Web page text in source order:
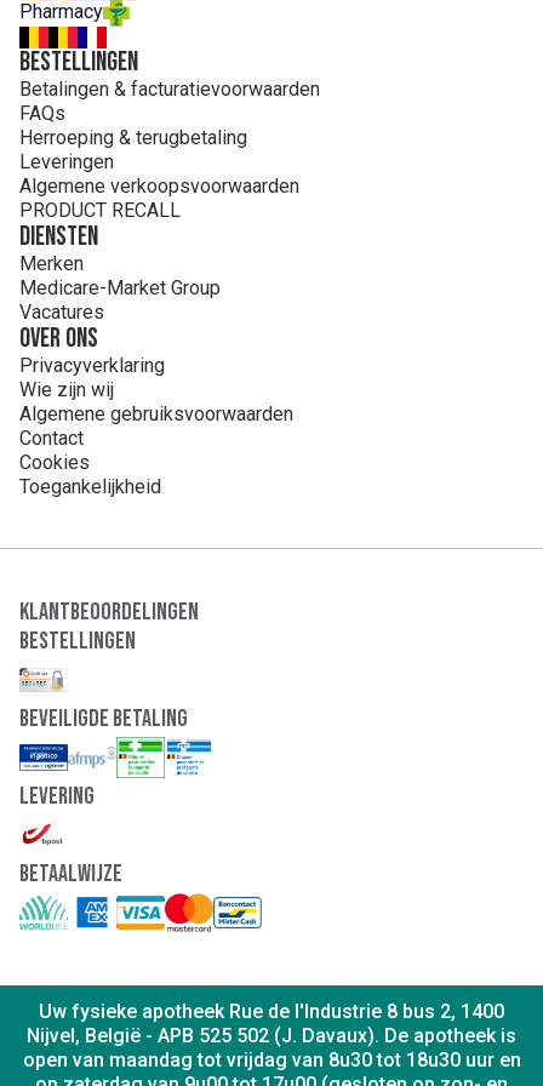
SUCROSE STEARATE
CANOLA / CANOLA OIL / HUILE DE COLZA
PENTYLENE GLYCOL
HYDROXYETHYL ACRYLATE/SODIUM
ACRYLOYLDIMETHYL TAURATE COPOLYMER
ACRYLATES/C1-3 ALKYL ACRYLATE CROSSPOLYMER
1,2-HEXANEDIOL
CAPRYLYL GLYCOL
SODIUM CITRATE
SODIUM LAUROYL LACTYLATE
TOCOPHEROL
SODIUM HYDROXIDE
POLYSORBATE 6
SORBITAN ISOSTEARATE
CERAMIDE NP
ETHYLHEXYLGLYCERIN
CERAMIDE AP
PHYTOSPHINGOSINE
CHOLESTEROL
CARBOMER
CERAMIDE EOP
De hieronder opgesomde ingrediënten zitten in de meest
recente productformule. Gezien het tijdsverschil tussen de
productie en de commercialisering raden wij u aan de
ingrediëntenlijst op de verpakking van uw product te
Pharmacy
Bestellingen
Betalingen & facturatievoorwaarden
FAQs
Herroeping & terugbetaling
Leveringen
Algemene verkoopsvoorwaarden
PRODUCT RECALL
Diensten
Merken
Medicare-Market Group
Vacatures
Over ons
Privacyverklaring
Wie zijn wij
Algemene gebruiksvoorwaarden
Contact
Cookies
Toegankelijkheid
Klantbeoordelingen
Bestellingen
Beveiligde Betaling
Levering
Betaalwijze
Uw fysieke apotheek Rue de l'Industrie 8 bus 2, 1400
Nijvel, België - APB 525 502 (J. Davaux). De apotheek is
open van maandag tot vrijdag van 8u30 tot 18u30 uur en